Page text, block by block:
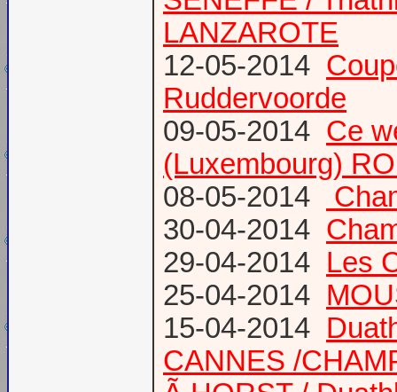
LANZAROTE
12-05-2014
Ruddervoorde
09-05-2014 Ce
(Luxembourg)
08-05-2014
30-04-2014
29-04-2014 Les
25-04-2014
15-04-2014
CANNES /